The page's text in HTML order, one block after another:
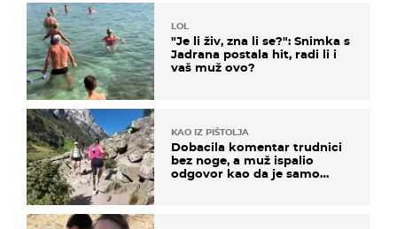
LOL
"Je li živ, zna li se?": Snimka s
Jadrana postala hit, radi li i
vaš muž ovo?
KAO IZ PIŠTOLJA
Dobacila komentar trudnici
bez noge, a muž ispalio
odgovor kao da je samo